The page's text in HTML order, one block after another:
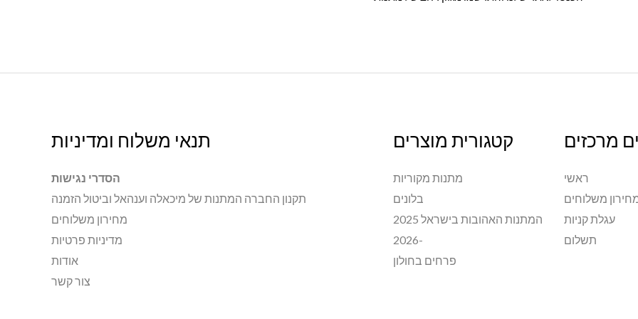
מרכזים
ראשי
משלוחים
עגלת קניות
תשלום
קטגורית מוצרים
מתנות מקוריות
בלונים
המתנות האהובות בישראל 2025
-2026
פרחים בחולון
תנאי משלוח ומדיניות
הסדרי נגישות
תקנון החברה המתנות של מיכאלה וענהאל וביטול הזמנה
מחירון משלוחים
מדיניות פרטיות
אודות
צור קשר